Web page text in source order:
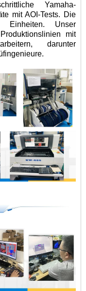
Yamaha-
mit AOI-Tests. Die
Einheiten. Unser
mit
darunter